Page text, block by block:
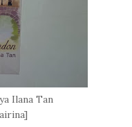
Ilana Tan